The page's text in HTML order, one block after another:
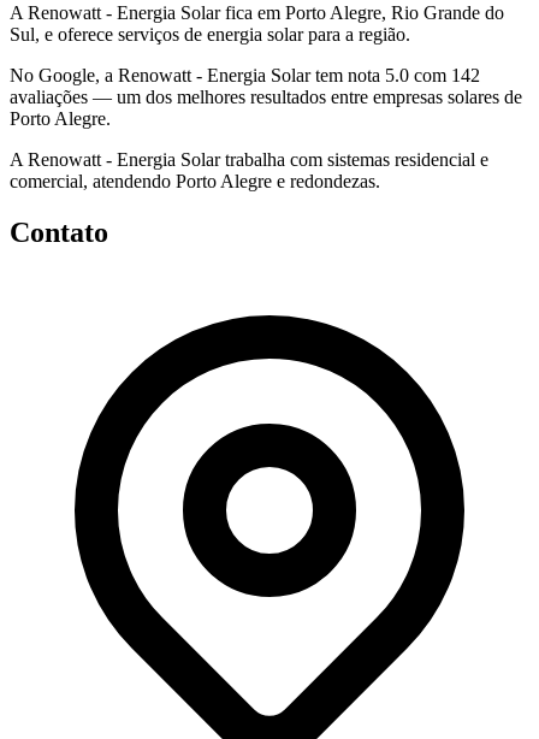
A Renowatt - Energia Solar fica em Porto Alegre, Rio Grande do
Sul, e oferece serviços de energia solar para a região.
No Google, a Renowatt - Energia Solar tem nota 5.0 com 142
avaliações — um dos melhores resultados entre empresas solares de
Porto Alegre.
A Renowatt - Energia Solar trabalha com sistemas residencial e
comercial, atendendo Porto Alegre e redondezas.
Contato